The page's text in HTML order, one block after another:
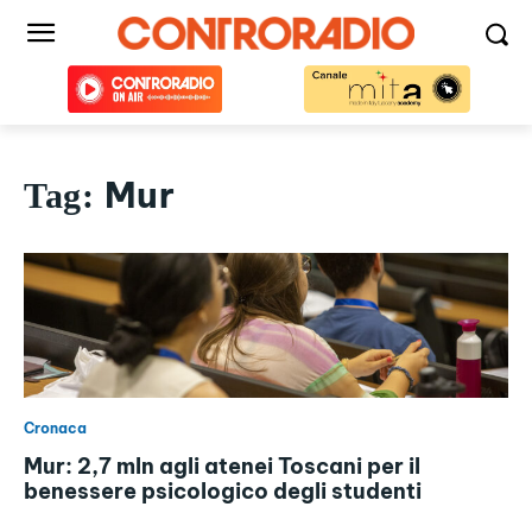
Tag: Mur
Cronaca
Mur: 2,7 mln agli atenei Toscani per il
benessere psicologico degli studenti